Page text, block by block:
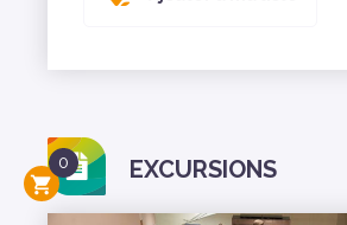
EXCURSIONS

0